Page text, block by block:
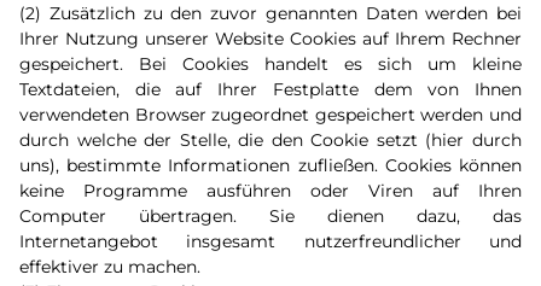
(2) Zusätzlich zu den zuvor genannten Daten werden bei
Ihrer Nutzung unserer Website Cookies auf Ihrem Rechner
gespeichert. Bei Cookies handelt es sich um kleine
Textdateien, die auf Ihrer Festplatte dem von Ihnen
verwendeten Browser zugeordnet gespeichert werden und
durch welche der Stelle, die den Cookie setzt (hier durch
uns), bestimmte Informationen zufließen. Cookies können
keine Programme ausführen oder Viren auf Ihren
Computer übertragen. Sie dienen dazu, das
Internetangebot insgesamt nutzerfreundlicher und
effektiver zu machen.